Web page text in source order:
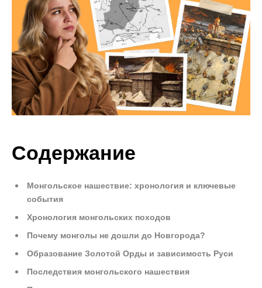
Содержание
Монгольское нашествие: хронология и ключевые
события
Хронология монгольских походов
Почему монголы не дошли до Новгорода?
Образование Золотой Орды и зависимость Руси
Последствия монгольского нашествия